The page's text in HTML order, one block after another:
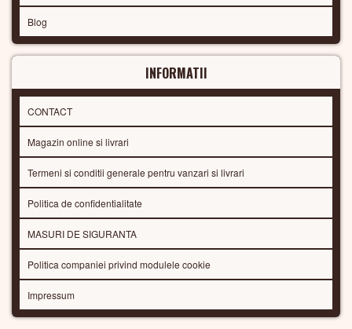
Blog
INFORMATII
CONTACT
Magazin online si livrari
Termeni si conditii generale pentru vanzari si livrari
Politica de confidentialitate
MASURI DE SIGURANTA
Politica companiei privind modulele cookie
Impressum